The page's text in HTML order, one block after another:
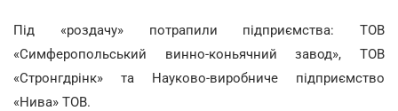
Під «роздачу» потрапили підприємства: ТОВ
«Симферопольський винно-коньячний завод», ТОВ
«Стронгдрінк» та Науково-виробниче підприємство
«Нива» ТОВ.